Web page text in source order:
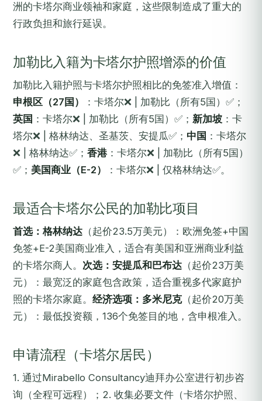
洲的卡塔尔商业领袖和家庭，这些限制造成了重大的
行政负担和旅行延误。
加勒比入籍为卡塔尔护照增添的价值
加勒比入籍护照与卡塔尔护照相比的免签准入增值：
申根区（27国）
：卡塔尔❌ | 加勒比（所有5国）✅；
英国 ：卡塔尔❌ | 加勒比（所有5国）✅； 新加坡 ：卡
塔尔❌ | 格林纳达、圣基茨、安提瓜✅； 中国 ：卡塔尔
❌ | 格林纳达✅； 香港：卡塔尔❌ | 加勒比（所有5国）
✅； 美国商业（E-2） ：卡塔尔❌ | 仅格林纳达✅。
最适合卡塔尔公民的加勒比项目
首选：格林纳达 （起价23.5万美元）：欧洲免签+中国
免签+E-2美国商业准入，适合有美国和亚洲商业利益
的卡塔尔商人。 次选：安提瓜和巴布达 （起价23万美
元）：最宽泛的家庭包含政策，适合重视多代家庭护
照的卡塔尔家庭。 经济选项：多米尼克（起价20万美
元）：最低投资额，136个免签目的地，含申根准入。
申请流程（卡塔尔居民）
1. 通过Mirabello Consultancy迪拜办公室进行初步咨
询（全程可远程）；2. 收集必要文件（卡塔尔护照、